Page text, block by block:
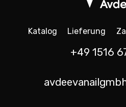
Katalog Lieferung
+49 1516